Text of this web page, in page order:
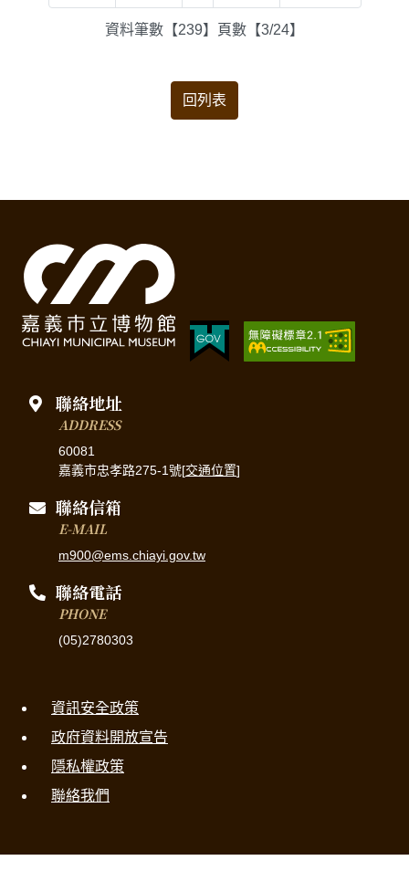
資料筆數【239】頁數【3/24】
回列表
聯絡地址
ADDRESS
60081
嘉義市忠孝路275-1號[交通位置]
聯絡信箱
E-MAIL
m900@ems.chiayi.gov.tw
聯絡電話
PHONE
(05)2780303
資訊安全政策
政府資料開放宣告
隱私權政策
聯絡我們